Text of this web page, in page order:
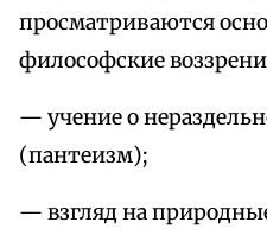
просматриваются
философские
— учение о
(пантеизм);
— взгляд на